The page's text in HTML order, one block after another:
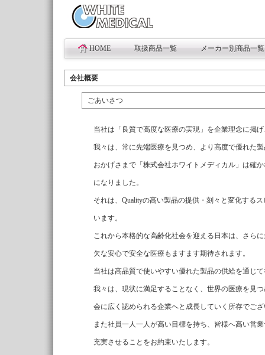
HOME 取扱商品一覧 メーカー別商品一覧
会社概要
ごあいさつ
当社は「良質で高度な医療の実現」を企業理念に掲
我々は、常に先端医療を見つめ、より高度で優れた
おかげさまで「株式会社ホワイトメディカル」は確
になりました。
それは、Qualityの高い製品の提供・刻々と変化する
います。
これから本格的な高齢化社会を迎える日本は、さら
欠な安心で安全な医療もますます期待されます。
当社は高品質で使いやすい優れた製品の供給を通じ
我々は、現状に満足することなく、世界の医療を見
会に広く認められる企業へと成長していく所存でご
また社員一人一人が高い目標を持ち、皆様へ高い営
充実させることをお約束いたします。